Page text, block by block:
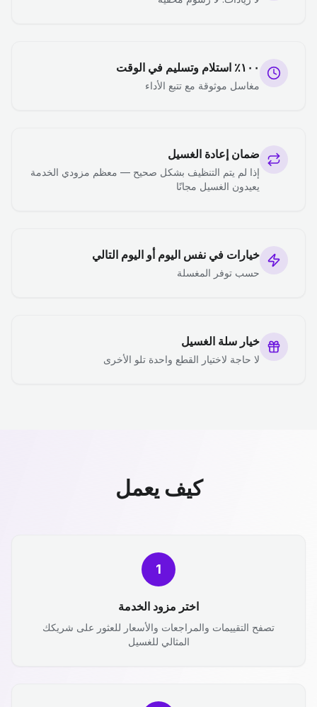
١٠٠٪ استلام وتسليم في الوقت
مغاسل موثوقة مع تتبع الأداء
ضمان إعادة الغسيل
إذا لم يتم التنظيف بشكل صحيح — معظم مزودي الخدمة
يعيدون الغسيل مجانًا
خيارات في نفس اليوم أو اليوم التالي
حسب توفر المغسلة
خيار سلة الغسيل
لا حاجة لاختيار القطع واحدة تلو الأخرى
كيف يعمل
1
اختر مزود الخدمة
تصفح التقييمات والمراجعات والأسعار للعثور على شريكك
المثالي للغسيل